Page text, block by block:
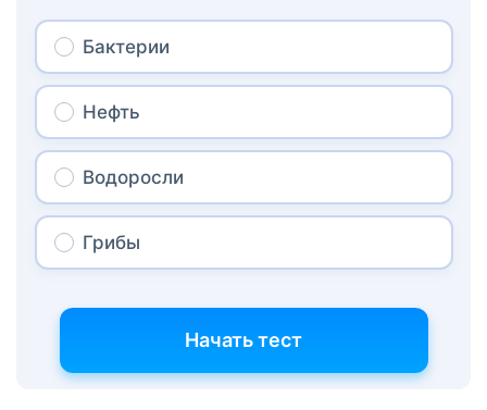
Бактерии
Нефть
Водоросли
Грибы
Начать тест